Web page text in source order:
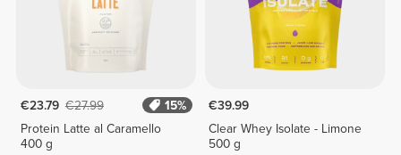
€23.79 €27.99
15%
Protein Latte al Caramello
400 g
€39.99
Clear Whey Isolate - Limone
500 g